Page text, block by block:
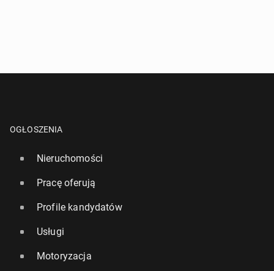
OGŁOSZENIA
Nieruchomości
Pracę oferują
Profile kandydatów
Usługi
Motoryzacja